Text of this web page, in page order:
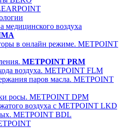
медицинского воздуха
в онлайн режиме. METPOINT
METPOINT PRM
воздуха. METPOINT FLM
паров масла. METPOINT
росы. METPOINT DPM
воздуха с METPOINT LKD
METPOINT BDL